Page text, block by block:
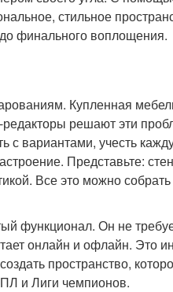
стильное
финального воплощения.
Купленная
решают эти
с вариантами, учесть
Представьте:
Все это можно
функционал. Он не
онлайн и офлайн. Это
пространство,
и Лиги чемпионов.